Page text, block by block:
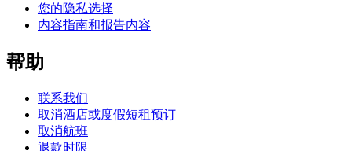
您的隐私选择
内容指南和报告内容
帮助
联系我们
取消酒店或度假短租预订
取消航班
退款时限